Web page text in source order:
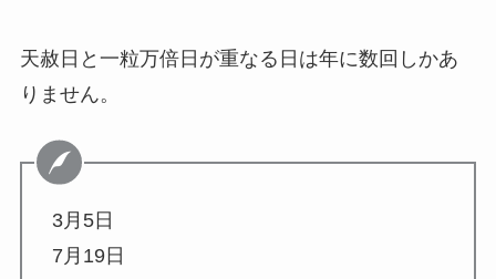
天赦日と一粒万倍日が重なる日は年に数回しかあ
りません。
3月5日
7月19日